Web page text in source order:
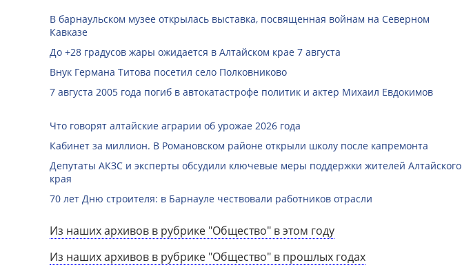
В барнаульском музее открылась выставка, посвященная войнам на Северном
Кавказе
До +28 градусов жары ожидается в Алтайском крае 7 августа
Внук Германа Титова посетил село Полковниково
7 августа 2005 года погиб в автокатастрофе политик и актер Михаил Евдокимов
Что говорят алтайские аграрии об урожае 2026 года
Кабинет за миллион. В Романовском районе открыли школу после капремонта
Депутаты АКЗС и эксперты обсудили ключевые меры поддержки жителей Алтайского
края
70 лет Дню строителя: в Барнауле чествовали работников отрасли
Из наших архивов в рубрике "Общество" в этом году
Из наших архивов в рубрике "Общество" в прошлых годах